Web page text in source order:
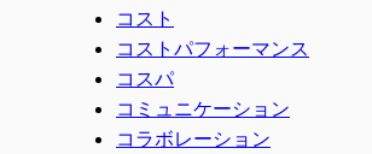
コスト
コストパフォーマンス
コスパ
コミュニケーション
コラボレーション